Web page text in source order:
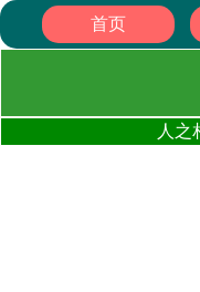
首页
人之